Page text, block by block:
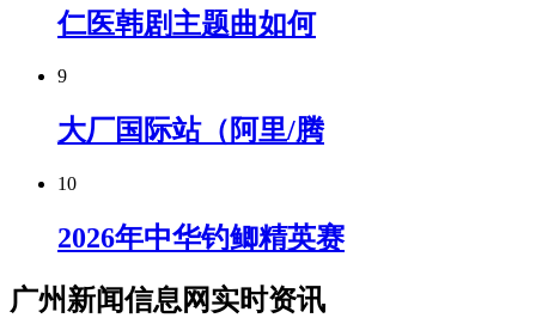
仁医韩剧主题曲如何
9
大厂国际站（阿里/腾
10
2026年中华钓鲫精英赛
广州新闻信息网实时资讯